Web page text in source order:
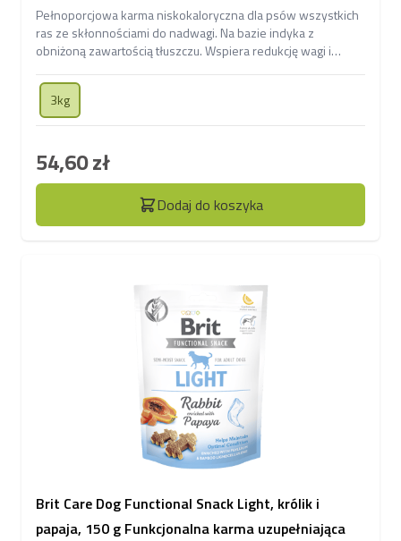
Pełnoporcjowa karma niskokaloryczna dla psów wszystkich
ras ze skłonnościami do nadwagi. Na bazie indyka z
obniżoną zawartością tłuszczu. Wspiera redukcję wagi i
3kg
54,60 zł
Dodaj do koszyka
Brit Care Dog Functional Snack Light, królik i
papaja, 150 g Funkcjonalna karma uzupełniająca